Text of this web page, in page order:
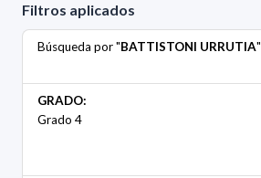
Filtros aplicados
Búsqueda por "BATTISTONI URRUTIA"
GRADO:
Grado 4